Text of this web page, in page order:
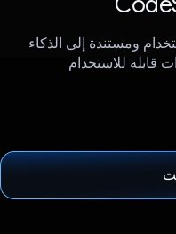
ومستندة إلى الذكاء
قابلة للاستخدام